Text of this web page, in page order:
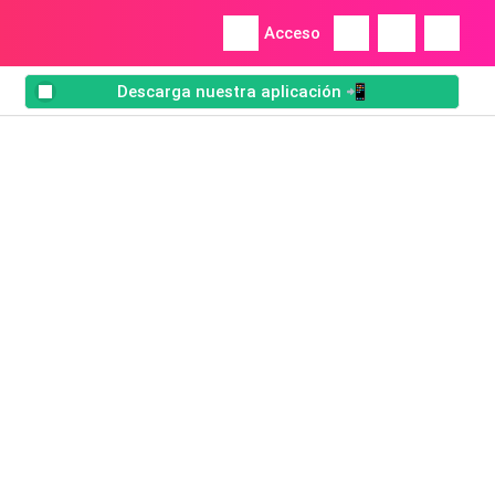
Acceso
Descarga nuestra aplicación 📲